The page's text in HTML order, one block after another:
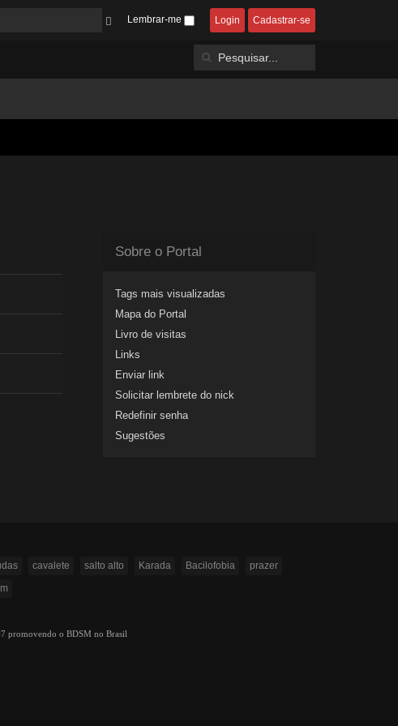
Lembrar-me Login Cadastrar-se
Sobre o Portal
Tags mais visualizadas
Mapa do Portal
Livro de visitas
Links
Enviar link
Solicitar lembrete do nick
Redefinir senha
Sugestões
cavalete salto alto Karada Bacilofobia
prazer
promovendo o BDSM no Brasil